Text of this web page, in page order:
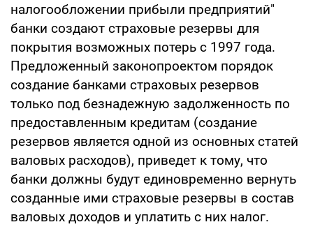
налогообложении прибыли предприятий"
банки создают страховые резервы для
покрытия возможных потерь с 1997 года.
Предложенный законопроектом порядок
создание банками страховых резервов
только под безнадежную задолженность по
предоставленным кредитам (создание
резервов является одной из основных статей
валовых расходов), приведет к тому, что
банки должны будут единовременно вернуть
созданные ими страховые резервы в состав
валовых доходов и уплатить с них налог.